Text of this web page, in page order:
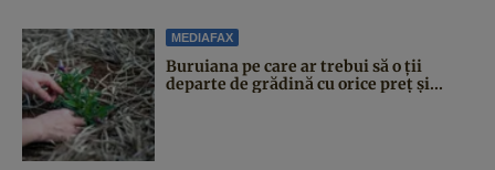
MEDIAFAX
Buruiana pe care ar trebui să o ții
departe de grădină cu orice preț și...